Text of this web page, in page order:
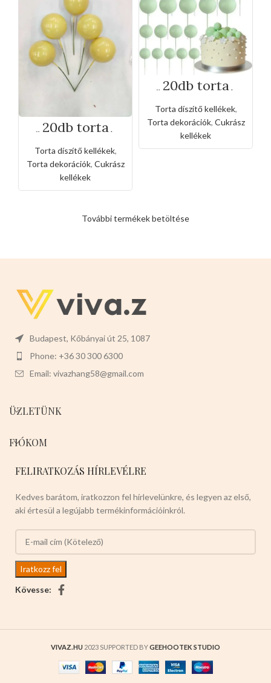
20db torta
gömb beszúró -
sárga
Torta díszítő kellékek,
Torta dekorációk, Cukrász
kellékek
20db torta
gömb beszúró -
zöld
Torta díszítő kellékek,
Torta dekorációk, Cukrász
kellékek
További termékek betöltése
Budapest, Kőbányai út 25, 1087
Phone: +36 30 300 6300
Email: vivazhang58@gmail.com
ÜZLETÜNK
FIÓKOM
FELIRATKOZÁS HÍRLEVÉLRE
Kedves barátom, iratkozzon fel hírlevelünkre, és legyen az első,
aki értesül a legújabb termékinformációinkról.
Kövesse:
VIVAZ.HU 2023 SUPPORTED BYGEEHOOTEK STUDIO